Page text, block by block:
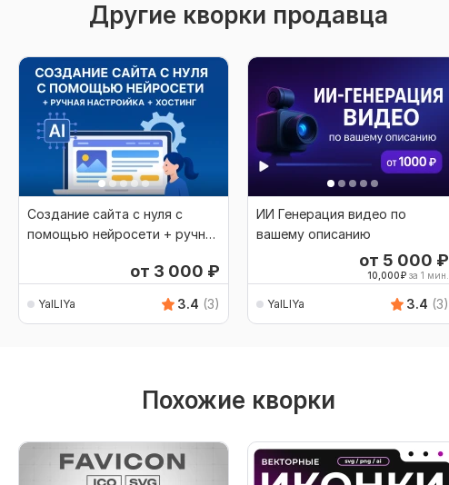
Другие кворки продавца
Создание сайта с нуля с
помощью нейросети + ручная
от 3 000 ₽
YaILIYa 3.4 (3)
ИИ Генерация видео по
вашему описанию
от 5 000 ₽
10,000₽ за 1 мин.
YaILIYa 3.4 (3)
Похожие кворки